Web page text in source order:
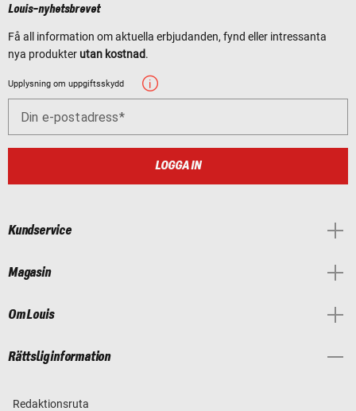
Louis-nyhetsbrevet
Få all information om aktuella erbjudanden, fynd eller intressanta
nya produkter utan kostnad.
Upplysning om uppgiftsskydd
Din e-postadress
LOGGA IN
Kundservice
Magasin
Om Louis
Rättslig information
Redaktionsruta